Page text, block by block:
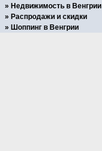
Недвижимость в Венгрии
Распродажи и скидки
Шоппинг в Венгрии